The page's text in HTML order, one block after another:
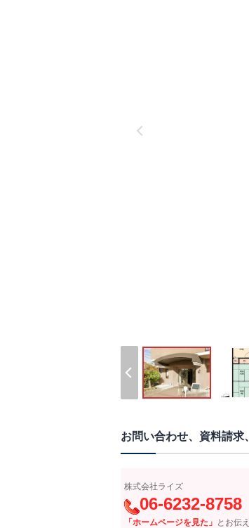
お問い合わせ、資料請求
株式会社ライズ
06-6232-8758
「ホームページを見た」 とお伝